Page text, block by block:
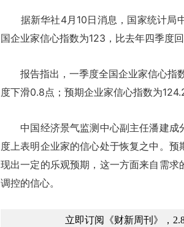
据新华社4月10日消息，国家统计局
国企业家信心指数为123，比去年四季度回
报告指出，一季度全国企业家信心指
度下滑0.8点；预期企业家信心指数为
中国经济景气监测中心副主任潘建成
度上表明企业家的信心处于恢复之中。
现出一定的乐观预期，这一方面来自需
调控的信心。
立即订阅《财新周刊》，